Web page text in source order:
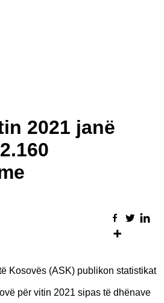
2021 janë
Kosovës (ASK) publikon statistikat
për vitin 2021 sipas të dhënave